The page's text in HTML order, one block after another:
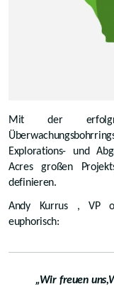
Mit der
Explorations- und
Acres großen
definieren.
Andy Kurrus , VP
euphorisch:
„Wir freuen uns,